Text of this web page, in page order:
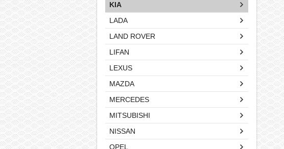
KIA
LADA
LAND ROVER
LIFAN
LEXUS
MAZDA
MERCEDES
MITSUBISHI
NISSAN
OPEL